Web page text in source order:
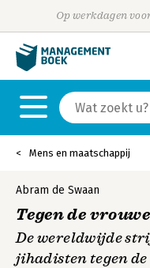
Op werkdagen
Mens en maatschappij
Abram de Swaan
Tegen de
De wereldwijde
jihadisten tegen